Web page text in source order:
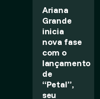
Ariana
Grande
inicia
nova fase
com o
lançamento
de
“Petal”,
seu